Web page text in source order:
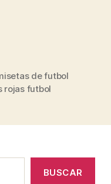
de futbol
rojas futbol
BUSCAR